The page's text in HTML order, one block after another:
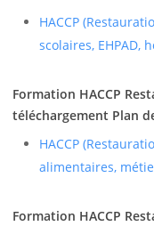
HACCP
scolaires, EHPAD,
Formation HACCP
téléchargement Plan
HACCP
alimentaires,
Formation HACCP